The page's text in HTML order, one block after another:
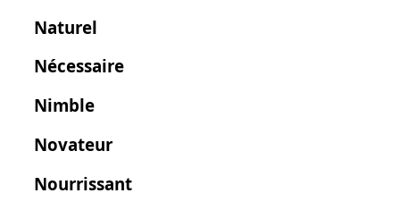
Naturel
Nécessaire
Nimble
Novateur
Nourrissant